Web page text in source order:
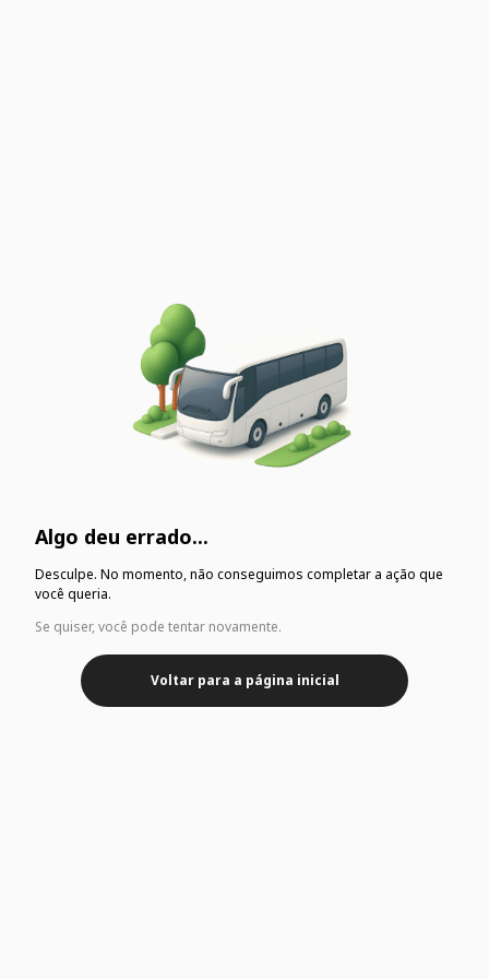
Algo deu errado...
Desculpe. No momento, não conseguimos completar a ação que
você queria.
Se quiser, você pode tentar novamente.
Voltar para a página inicial